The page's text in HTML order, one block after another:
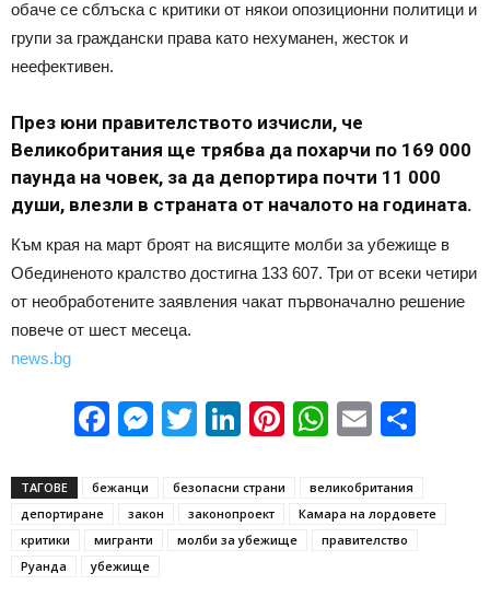
обаче се сблъска с критики от някои опозиционни политици и
групи за граждански права като нехуманен, жесток и
неефективен.
През юни правителството изчисли, че
Великобритания ще трябва да похарчи по 169 000
паунда на човек, за да депортира почти 11 000
души, влезли в страната от началото на годината.
Към края на март броят на висящите молби за убежище в
Обединеното кралство достигна 133 607. Три от всеки четири
от необработените заявления чакат първоначално решение
повече от шест месеца.
news.bg
Facebook
Messenger
Twitter
LinkedIn
Pinterest
WhatsApp
Email
ТАГОВЕ бежанци безопасни страни
великобритания
депортиране
закон законопроект
Камара на лордовете
критики
мигранти молби за убежище
правителство
Руанда
убежище